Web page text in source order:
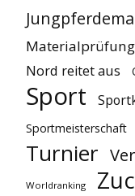
Materialprüfung
Nord reitet aus
Sport
Sportmeisterschaft
Turnier
Worldranking